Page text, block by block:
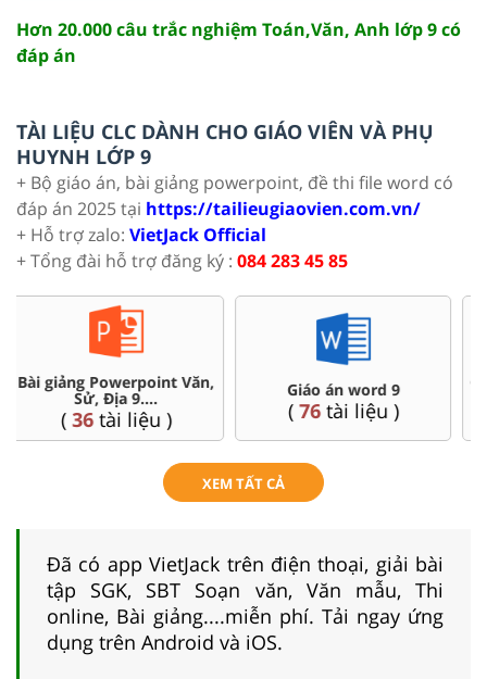
Hơn 20.000 câu trắc nghiệm Toán,Văn, Anh lớp 9 có
đáp án
TÀI LIỆU CLC DÀNH CHO GIÁO VIÊN VÀ PHỤ
HUYNH LỚP 9
+ Bộ giáo án, bài giảng powerpoint, đề thi file word có
đáp án 2025 tại https://tailieugiaovien.com.vn/
+ Hỗ trợ zalo: VietJack Official
+ Tổng đài hỗ trợ đăng ký : 084 283 45 85
Chuyên đề dạy thêm Toán,
Lí, Hóa ...9
(77tài liệu )
Đề thi HSG 9
(9 tài liệu )
XEM TẤT CẢ
Đã có app VietJack trên điện thoại, giải bài
tập SGK, SBT Soạn văn, Văn mẫu, Thi
online, Bài giảng....miễn phí. Tải ngay ứng
dụng trên Android và iOS.